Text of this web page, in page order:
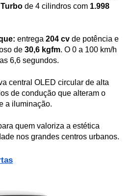
de 4 cilindros com 1.998
entrega 204 cv de potência e
de 30,6 kgfm. O 0 a 100 km/h
6,6 segundos.
central OLED circular de alta
de condução que alteram o
a iluminação.
quem valoriza a estética
nos grandes centros urbanos.